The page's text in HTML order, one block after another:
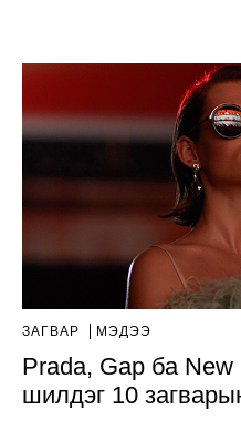
ЗАГВАР МЭДЭЭ
Prada, Gap ба
шилдэг 10